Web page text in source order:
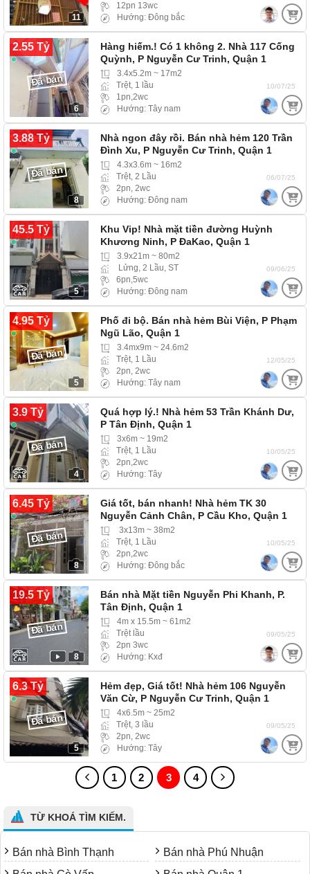
11
12pn 13wc
Hướng: Đông bắc
2.55 Tỷ
6
Đã bán
Hàng hiếm.! Có 1 không 2. Nhà 117 Cống
Quỳnh, P Nguyễn Cư Trinh, Quận 1
3.4x5.2m ~ 17m2
Trệt, 1 lầu
1pn,2wc
Hướng: Tây nam
10/07/25
3.88 Tỷ
8
Đã bán
Nhà ngon đây rồi. Bán nhà hẻm 120 Trần
Đình Xu, P Nguyễn Cư Trinh, Quận 1
4.3x3.6m ~ 16m2
Trệt, 2 Lầu
2pn, 2wc
Hướng: Đông nam
06/07/25
45.5 Tỷ
5
Khu Vip! Nhà mặt tiền đường Huỳnh
Khương Ninh, P ĐaKao, Quận 1
3.9x21m ~ 80m2
Lửng, 2 Lầu, ST
6pn,5wc
Hướng: Đông nam
09/06/25
4.95 Tỷ
5
Đã bán
Phố đi bộ. Bán nhà hẻm Bùi Viện, P Phạm
Ngũ Lão, Quận 1
3.4mx9m ~ 24.6m2
Trệt, 1 Lầu
2pn, 2wc
Hướng: Tây nam
12/05/25
3.9 Tỷ
4
Đã bán
Quá hợp lý.! Nhà hẻm 53 Trần Khánh Dư,
P Tân Định, Quận 1
3x6m ~ 19m2
Trệt, 1 Lầu
2pn,2wc
Hướng: Tây
10/05/25
6.45 Tỷ
8
Đã bán
Giá tốt, bán nhanh! Nhà hẻm TK 30
Nguyễn Cảnh Chân, P Cầu Kho, Quận 1
3x13m ~ 38m2
Trệt, 1 Lầu
2pn,2wc
Hướng: Đông bắc
10/05/25
19.5 Tỷ
8
Đã bán
Bán nhà Mặt tiền Nguyễn Phi Khanh, P.
Tân Định, Quận 1
4m x 15.5m ~ 61m2
Trệt lầu
2pn 3wc
Hướng: Kxđ
09/05/25
6.3 Tỷ
5
Đã bán
Hẻm đẹp, Giá tốt! Nhà hẻm 106 Nguyễn
Văn Cừ, P Nguyễn Cư Trinh, Quận 1
4x6.5m ~ 25m2
Trệt, 3 lầu
2pn, 2wc
Hướng: Tây
09/05/25
1 2 3 4
TỪ KHOÁ TÌM KIẾM.
Bán nhà Bình Thạnh
Bán nhà Phú Nhuận